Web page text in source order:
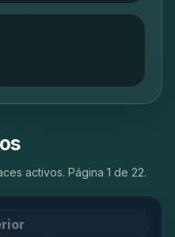
activos. Página 1 de 22.